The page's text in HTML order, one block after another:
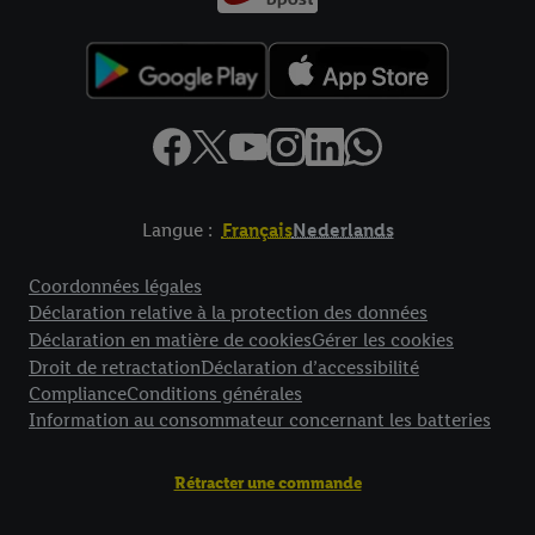
Langue : FrançaisNederlands
Coordonnées légales
Déclaration relative à la protection des données
Déclaration en matière de cookiesGérer les cookies
Droit de retractationDéclaration d’accessibilité
ComplianceConditions générales
Information au consommateur concernant les batteries
Rétracter une commande